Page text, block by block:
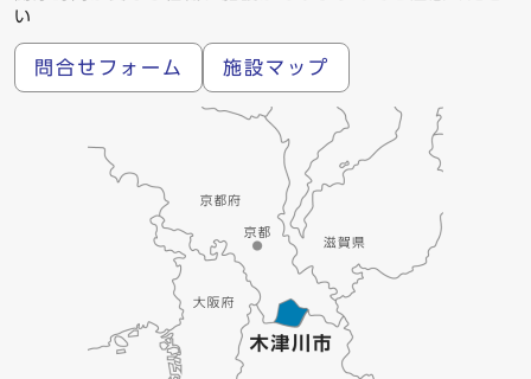
い
問合せフォーム 施設マップ